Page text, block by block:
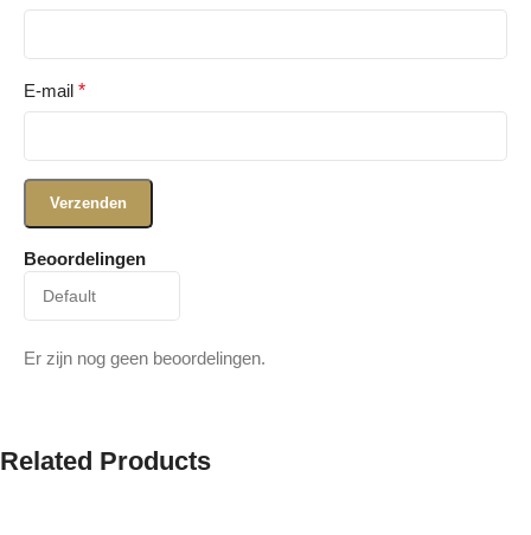
Beoordelingen
Er zijn nog geen beoordelingen.
E-mail *
Related Products